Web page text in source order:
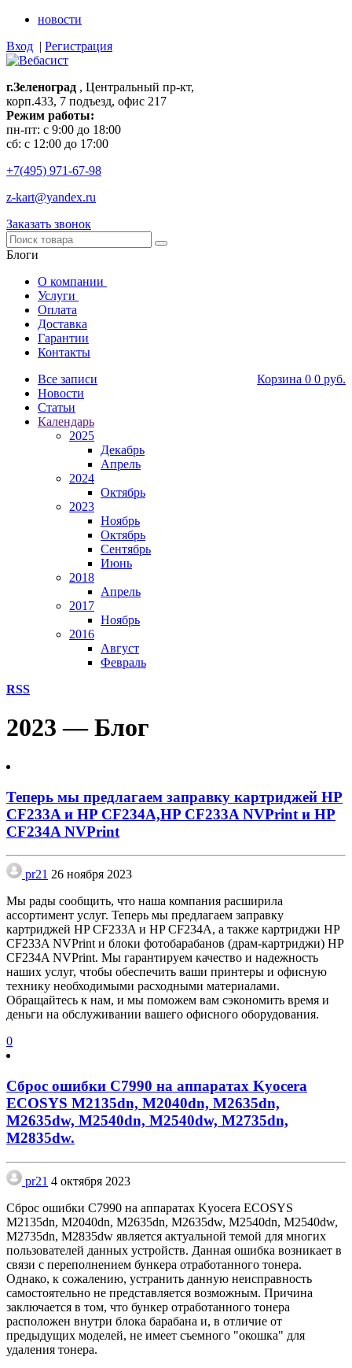
новости
Вход | Регистрация
г.Зеленоград , Центральный пр-кт,
корп.433, 7 подъезд, офис 217
Режим работы:
пн-пт: с 9:00 до 18:00
сб: с 12:00 до 17:00
+7(495) 971-67-98
z-kart@yandex.ru
Заказать звонок
Блоги
О компании
Услуги
Оплата
Доставка
Гарантии
Контакты
Корзина 0 0 руб.
Все записи
Новости
Статьи
Календарь
2025
Декабрь
Апрель
2024
Октябрь
2023
Ноябрь
Октябрь
Сентябрь
Июнь
2018
Апрель
2017
Ноябрь
2016
Август
Февраль
RSS
2023 — Блог
Теперь мы предлагаем заправку картриджей HP
CF233A и HP CF234A,HP CF233A NVPrint и HP
CF234A NVPrint
pr21 26 ноября 2023
Мы рады сообщить, что наша компания расширила
ассортимент услуг. Теперь мы предлагаем заправку
картриджей HP CF233A и HP CF234A, а также картриджи HP
CF233A NVPrint и блоки фотобарабанов (драм-картриджи) HP
CF234A NVPrint. Мы гарантируем качество и надежность
наших услуг, чтобы обеспечить ваши принтеры и офисную
технику необходимыми расходными материалами.
Обращайтесь к нам, и мы поможем вам сэкономить время и
деньги на обслуживании вашего офисного оборудования.
0
Сброс ошибки С7990 на аппаратах Kyocera
ECOSYS M2135dn, M2040dn, M2635dn,
M2635dw, M2540dn, M2540dw, M2735dn,
M2835dw.
pr21 4 октября 2023
Сброс ошибки С7990 на аппаратах Kyocera ECOSYS
M2135dn, M2040dn, M2635dn, M2635dw, M2540dn, M2540dw,
M2735dn, M2835dw является актуальной темой для многих
пользователей данных устройств. Данная ошибка возникает в
связи с переполнением бункера отработанного тонера.
Однако, к сожалению, устранить данную неисправность
самостоятельно не представляется возможным. Причина
заключается в том, что бункер отработанного тонера
расположен внутри блока барабана и, в отличие от
предыдущих моделей, не имеет съемного "окошка" для
удаления тонера.